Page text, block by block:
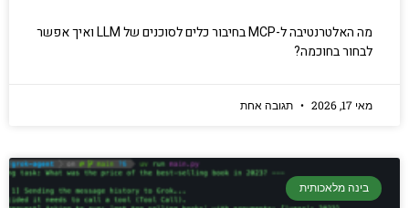
מה האלטרנטיבה ל-MCP בחיבור כלים לסוכנים של LLM ואיך אפשר
לבחור בחוכמה?
מאי 17, 2026 תגובה אחת
בינה מלאכותית